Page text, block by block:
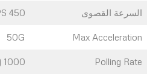
السرعة القصوى 450 IPS
Max Acceleration
50G
Polling Rate
1000 Hz (1 ms)